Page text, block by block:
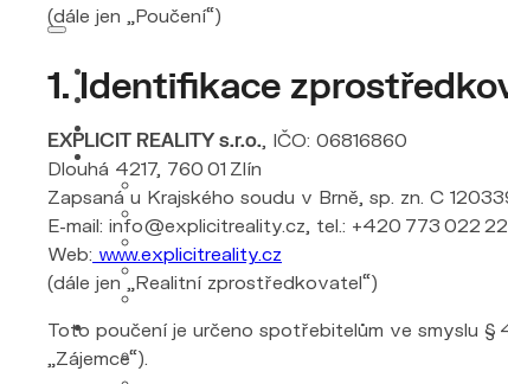
(dále jen „Poučení“)
1. Identifikace
EXPLICIT REALITY s.r.o. , IČO: 06816860
Dlouhá 4217, 760 01 Zlín
Zapsaná u Krajského soudu v Brně, sp. zn. C
E-mail: info@explicitreality.cz, tel.: +420 773 022
Web: www.explicitreality.cz
(dále jen „Realitní zprostředkovatel“)
Toto poučení je určeno spotřebitelům ve smyslu §
„Zájemce“).